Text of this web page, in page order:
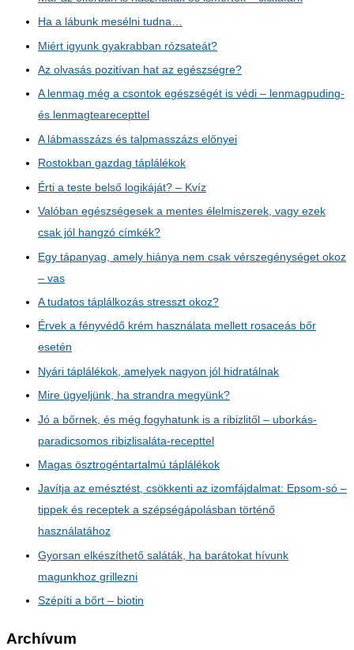
Ha a lábunk mesélni tudna…
Miért igyunk gyakrabban rózsateát?
Az olvasás pozitívan hat az egészségre?
A lenmag még a csontok egészségét is védi – lenmagpuding-
és lenmagtearecepttel
A lábmasszázs és talpmasszázs előnyei
Rostokban gazdag táplálékok
Érti a teste belső logikáját? – Kvíz
Valóban egészségesek a mentes élelmiszerek, vagy ezek
csak jól hangzó címkék?
Egy tápanyag, amely hiánya nem csak vérszegénységet okoz
– vas
A tudatos táplálkozás stresszt okoz?
Érvek a fényvédő krém használata mellett rosaceás bőr
esetén
Nyári táplálékok, amelyek nagyon jól hidratálnak
Mire ügyeljünk, ha strandra megyünk?
Jó a bőrnek, és még fogyhatunk is a ribizlitől – uborkás-
paradicsomos ribizlisaláta-recepttel
Magas ösztrogéntartalmú táplálékok
Javítja az emésztést, csökkenti az izomfájdalmat: Epsom-só –
tippek és receptek a szépségápolásban történő
használatához
Gyorsan elkészíthető saláták, ha barátokat hívunk
magunkhoz grillezni
Szépíti a bőrt – biotin
Archívum